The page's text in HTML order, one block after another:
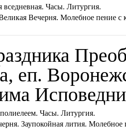
вседневная. Часы. Литургия.
Вечерня. Молебное пение
еп.
Часы. Литургия.
Заупокойная лития.